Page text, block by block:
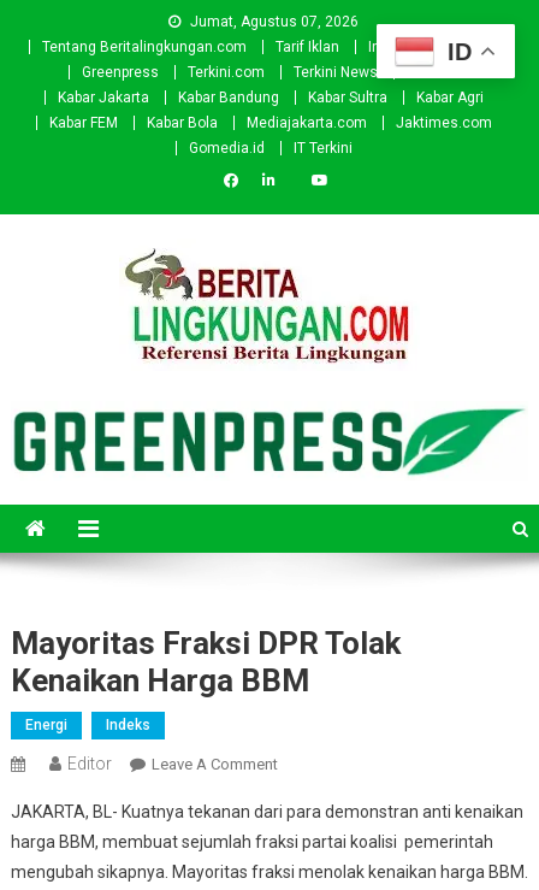
Jumat, Agustus 07, 2026
Tentang Beritalingkungan.com
Tarif Iklan Investor
Donasi
Greenpress
Terkini.com Terkini News
Kabar.id
Kabar Jakarta
Kabar Bandung Kabar Sultra
Kabar Agri
Kabar FEM
Kabar Bola Mediajakarta.com
Jaktimes.com
Gomedia.id
IT Terkini
Mayoritas Fraksi DPR Tolak
Kenaikan Harga BBM
Energi Indeks
Editor Leave A CommentOn
Fraksi
DPR
Tolak
JAKARTA, BL- Kuatnya tekanan dari para demonstran anti kenaikan
harga BBM, membuat sejumlah fraksi partai koalisi pemerintah
mengubah sikapnya. Mayoritas fraksi menolak kenaikan harga BBM.
ID